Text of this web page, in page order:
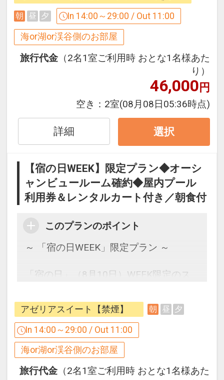
ビューで人気の2タイプ「オーキッド」
と「アゼリアスイート」よりお選びいた
だけます。
※ご予約時にどちらかのお部屋タイプを
指定してご予約ください。
◆オーシャンビュールームで人気の【オ
ーキッド】◆
オーシャンビューのバルコニーにあり、
壮大な景色を眺めながら入れるジェット
ください。
◆オーシャンビュースイートで人気の
【アゼリアスイート】◆
バルコニーやガラス張りのバスルームか
らは大浦湾を望み、
夕方になると赤く染まる夕陽が天蓋付き
包みます。
波音を間近に感じるオーシャンビュール
ームで、ゆっくりと流れる時間をご堪能
ください。
＜ プランのご案内 ＞
○レンタルカートが滞在中1台 代金不要
朝 昼 夕 In 14:00～29:00 / Out 11:00
海or湖or渓谷側のお部屋
旅行代金 （2名1室ご利用時 おとな1名様あた
り）
46,000円
空き： 2室(08月08日05:36時点)
詳細 選択
【宿の日WEEK】限定プラン◆オーシ
ャンビュールーム確約◆屋内プール
利用券＆レンタルカート付き／朝食付
このプランのポイント
～ 「宿の日WEEK」限定プラン ～
「宿の日」（8月10日）WEEK限定のス
客室は波音を間近に感じる、オーシャン
ビューで人気の2タイプ「オーキッド」
と「アゼリアスイート」よりお選びいた
だけます。
※ご予約時にどちらかのお部屋タイプを
指定してご予約ください。
アゼリアスイート【禁煙】 朝 昼 夕
In 14:00～29:00 / Out 11:00
海or湖or渓谷側のお部屋
旅行代金 （2名1室ご利用時 おとな1名様あた